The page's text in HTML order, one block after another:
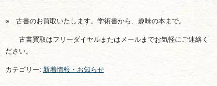
※ 古書のお買取いたします。学術書から、趣味の本まで。
古書買取はフリーダイヤルまたはメールまでお気軽にご連絡く
ださい。
カテゴリー: 新着情報・お知らせ